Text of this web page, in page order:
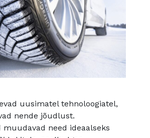
uusimatel tehnoloogiatel,
nende jõudlust.
muudavad need ideaalseks